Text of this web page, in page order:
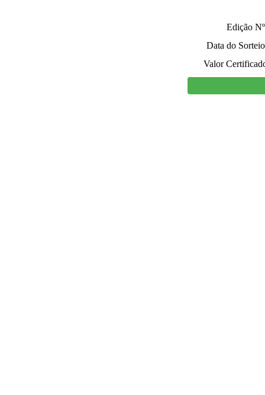
Edição
Data do
Valor